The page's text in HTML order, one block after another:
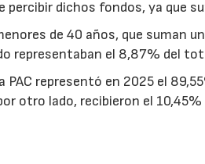
dichos fondos, ya que
de 40 años, que suman
representaban el 8,87% del
representó en 2025 el
otro lado, recibieron el 10,45%